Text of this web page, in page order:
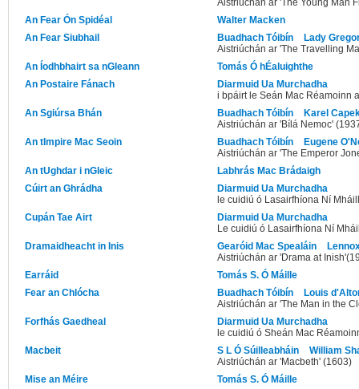
An Fear Ón Spidéal
Walter Macken
An Fear Siubhail
Buadhach Tóibín
Lady
Aistriúchán ar 'The Travelling
An Íodhbhairt sa nGleann
Tomás Ó hÉaluighthe
An Postaire Fánach
Diarmuid Ua Murchadha
i bpáirt le Seán Mac Réamoinn
An Sgiúrsa Bhán
Buadhach Tóibín
Karel
Aistriúchán ar 'Bílá Nemoc'
An tImpire Mac Seoin
Buadhach Tóibín
Eugene
Aistriúchán ar 'The Emperor
An tUghdar i nGleic
Labhrás Mac Brádaigh
Cúirt an Ghrádha
Diarmuid Ua Murchadha
le cuidiú ó Lasairfhíona Ní
Cupán Tae Airt
Diarmuid Ua Murchadha
Le cuidiú ó Lasairfhíona Ní
Dramaidheacht in Inis
Gearóid Mac Spealáin
Aistriúchán ar 'Drama at
Earráid
Tomás S. Ó Máille
Fear an Chlócha
Buadhach Tóibín
Louis
Aistriúchán ar 'The Man in the
Forfhás Gaedheal
Diarmuid Ua Murchadha
le cuidiú ó Sheán Mac
Macbeit
S L Ó Súilleabháin
William
Aistriúchán ar 'Macbeth' (1603)
Mise an Méire
Tomás S. Ó Máille